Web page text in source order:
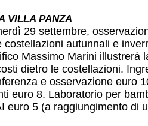
VILLA PANZA
29 settembre,
costellazioni autunnali e
Massimo Marini illustrerà
dietro le costellazioni.
e osservazione euro
euro 8. Laboratorio per
euro 5 (a raggiungimento di